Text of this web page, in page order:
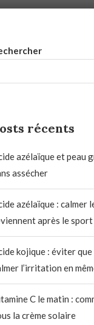
récents
azélaïque et peau
assécher
azélaïque : calmer
après le
kojique : éviter
l’irritation en
C le matin :
la crème solaire